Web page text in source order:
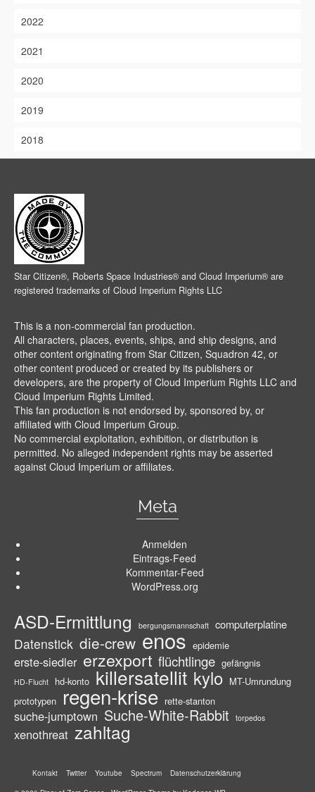
2022
2021
2020
2019
2018
Star Citizen®, Roberts Space Industries® and Cloud Imperium® are
registered trademarks of Cloud Imperium Rights LLC
This is a non-commercial fan production.
All characters, places, events, ships, and ship designs, and
other content originating from Star Citizen, Squadron 42, or
other content produced or created by its publishers or
developers, are the property of Cloud Imperium Rights LLC and
Cloud Imperium Rights Limited.
This fan production is not endorsed by, sponsored by, or
affiliated with Cloud Imperium Group.
No commercial exploitation, exhibition, or distribution is
permitted. No alleged independent rights may be asserted
against Cloud Imperium or affiliates.
Meta
Anmelden
Eintrags-Feed
Kommentar-Feed
WordPress.org
ASD-Ermittlung bergungsmannschaft computerplatine
Datenstick die-crew enos epidemie
erste-siedler erzexport flüchtlinge gefängnis
HD-Flucht hd-konto killersatellit kylo MT-Umrundung
prototypen regen-krise rette-stanton
suche-jumptown Suche-White-Rabbit torpedos
xenothreat zahltag
Kontakt Twitter Youtube Spectrum
Datenschutzerklärung